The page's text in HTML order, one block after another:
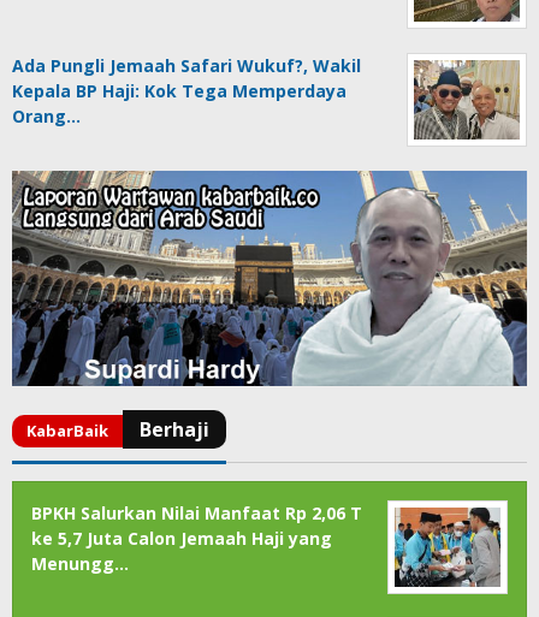
Ada Pungli Jemaah Safari Wukuf?, Wakil
Kepala BP Haji: Kok Tega Memperdaya
Orang…
BPKH Salurkan Nilai Manfaat Rp 2,06 T
ke 5,7 Juta Calon Jemaah Haji yang
Menungg…